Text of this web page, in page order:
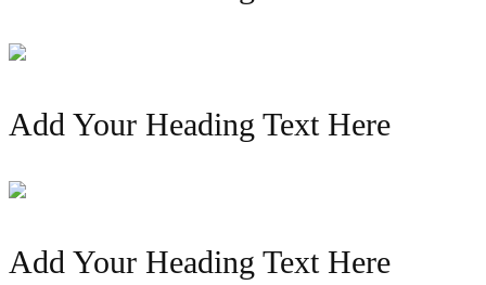
Add Your Heading Text Here
Add Your Heading Text Here